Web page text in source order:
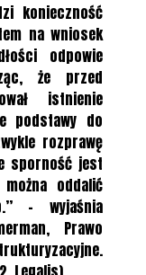
konieczność
na wniosek
odpowie
że przed
istnienie
podstawy do
rozprawę
sporność jest
oddalić
– wyjaśnia
Prawo